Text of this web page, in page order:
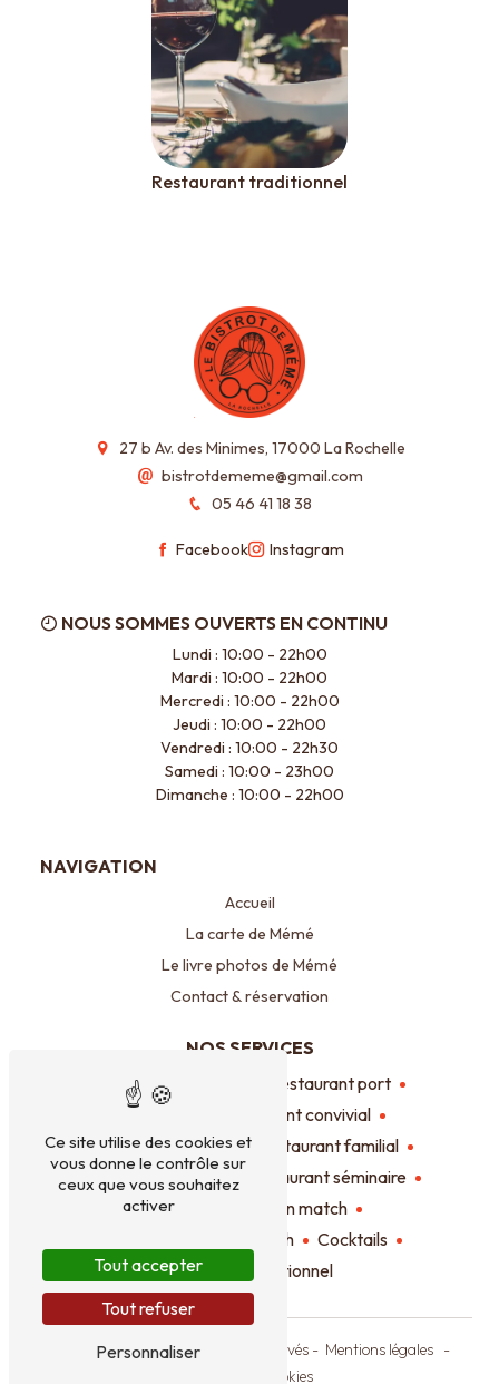
Restaurant traditionnel
27 b Av. des Minimes, 17000 La Rochelle
bistrotdememe@gmail.com
05 46 41 18 38
Facebook Instagram
NOUS SOMMES OUVERTS EN CONTINU
Lundi : 10:00 - 22h00
Mardi : 10:00 - 22h00
Mercredi : 10:00 - 22h00
Jeudi : 10:00 - 22h00
Vendredi : 10:00 - 22h30
Samedi : 10:00 - 23h00
Dimanche : 10:00 - 22h00
NAVIGATION
Accueil
La carte de Mémé
Le livre photos de Mémé
Contact & réservation
NOS SERVICES
Bistrot
Restaurant
Restaurant port
Bistrot port
Restaurant convivial
Restaurant terrasse
Restaurant familial
Restaurant vue mer
Restaurant séminaire
Tapas
Bar diffusion match
Restaurant diffusion match
Cocktails
Restaurant traditionnel
Vistalid- 2026 - Tous droits réservés - Mentions légales -
Gestion des cookies
Ce site utilise des cookies et
vous donne le contrôle sur
ceux que vous souhaitez
activer
Tout accepter
Tout refuser
Personnaliser